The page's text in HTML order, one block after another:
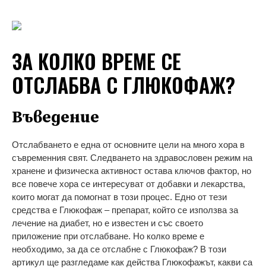
ЗА КОЛКО ВРЕМЕ СЕ
ОТСЛАБВА С ГЛЮКОФАЖ?
Въведение
Отслабването е една от основните цели на много хора в
съвременния свят. Следването на здравословен режим на
хранене и физическа активност остава ключов фактор, но
все повече хора се интересуват от добавки и лекарства,
които могат да помогнат в този процес. Едно от тези
средства е Глюкофаж – препарат, който се използва за
лечение на диабет, но е известен и със своето
приложение при отслабване. Но колко време е
необходимо, за да се отслабне с Глюкофаж? В този
артикул ще разгледаме как действа Глюкофажът, какви са